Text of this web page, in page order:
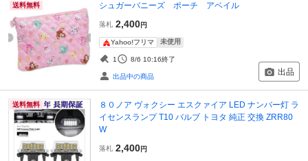
送料無料 シュガーバニーズ ポーチ アベイル
落札 2,400円
Yahoo!フリマ 未使用
1 8/6 10:16終了
出品中の商品 出品
送料無料
８０ノア ヴォクシー エスクァイア LED ナンバー灯 ラ
イセンスランプ T10 バルブ トヨタ 純正 交換 ZRR80
W
落札 2,400円